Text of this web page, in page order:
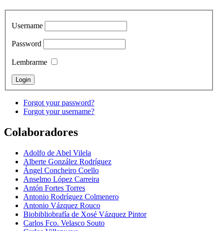
Username
Password
Lembrarme
Forgot your password?
Forgot your username?
Colaboradores
Adolfo de Abel Vilela
Alberte González Rodríguez
Ángel Concheiro Coello
Anselmo López Carreira
Antón Fortes Torres
Antonio Rodríguez Colmenero
Antonio Vázquez Rouco
Biobibliobrafía de Xosé Vázquez Pintor
Carlos Fco. Velasco Souto